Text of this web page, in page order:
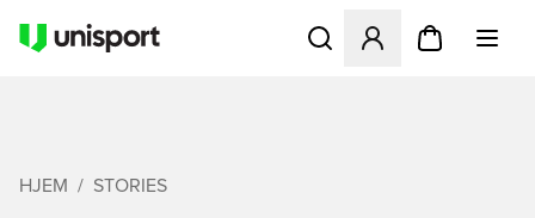
Åbner en Modal til at
HJEM STORIES